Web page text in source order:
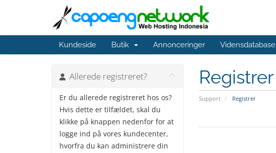
Kundeside Butik Annonceringer Vidensdatabase
Registrer
Support Registrer
Allerede registreret?
Er du allerede registreret hos os?
Hvis dette er tilfældet, skal du
klikke på knappen nedenfor for at
logge ind på vores kundecenter,
hvorfra du kan administrere din